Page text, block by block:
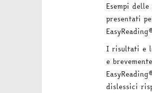
Esempi
presentati
I risultati e
e
dislessici